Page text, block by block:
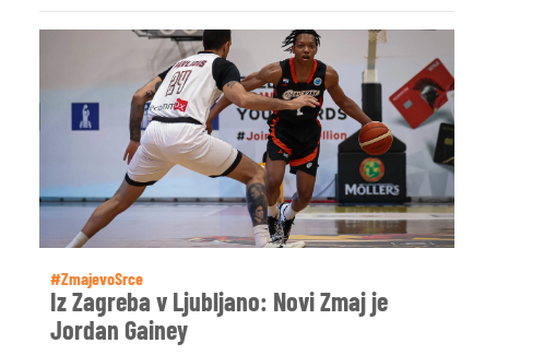
#ZmajevoSrce
Iz Zagreba v Ljubljano: Novi Zmaj je
Jordan Gainey